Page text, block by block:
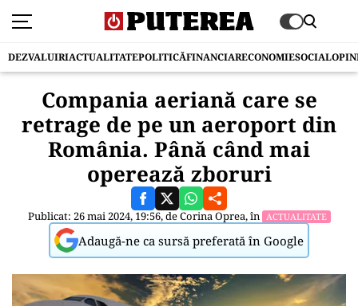
DEZVALUIRIACTUALITATEPOLITICĂFINANCIARECONOMIESOCIAL
Compania aeriană care se
retrage de pe un aeroport din
România. Până când mai
operează zboruri
Publicat: 26 mai 2024, 19:56, deCorina Oprea, în ACTUALITATE
Adaugă-ne ca sursă preferată în Google